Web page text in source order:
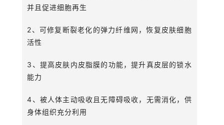
并且促进细胞再生
2、可修复断裂老化的弹力纤维网，恢复皮肤细胞
活性
3、提高皮肤内皮脂膜的功能，提升真皮层的锁水
能力
4、被人体主动吸收且无障碍吸收，无需消化，供
身体组织充分利用